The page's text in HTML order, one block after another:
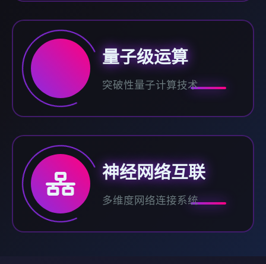
量子级运算
突破性量子计算技术
神经网络互联
多维度网络连接系统